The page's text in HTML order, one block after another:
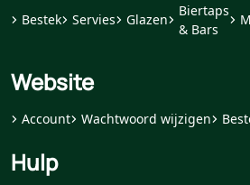
Bestek Servies Glazen
Biertaps
& Bars
Website
Account Wachtwoord wijzigen
Hulp